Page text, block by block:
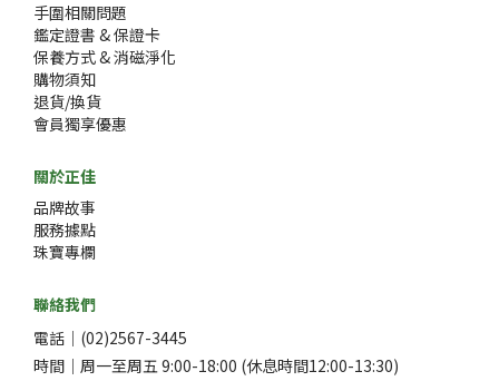
手圍相關問題
鑑定證書 & 保證卡
保養方式 & 消磁淨化
購物須知
退貨/換貨
會員獨享優惠
關於正佳
品牌故事
服務據點
珠寶專欄
聯絡我們
電話｜(02)2567-3445
時間｜周一至周五 9:00-18:00 (休息時間12:00-13:30)